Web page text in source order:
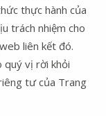
thực hành của
trách nhiệm cho
liên kết đó.
quý vị rời khỏi
tư của Trang